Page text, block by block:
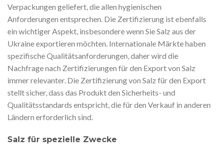
Verpackungen geliefert, die allen hygienischen
Anforderungen entsprechen. Die Zertifizierung ist ebenfalls
ein wichtiger Aspekt, insbesondere wenn Sie Salz aus der
Ukraine exportieren möchten. Internationale Märkte haben
spezifische Qualitätsanforderungen, daher wird die
Nachfrage nach Zertifizierungen für den Export von Salz
immer relevanter. Die Zertifizierung von Salz für den Export
stellt sicher, dass das Produkt den Sicherheits- und
Qualitätsstandards entspricht, die für den Verkauf in anderen
Ländern erforderlich sind.
Salz für spezielle Zwecke